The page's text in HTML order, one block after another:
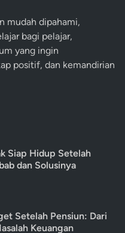
mudah dipahami,
bagi pelajar,
yang ingin
positif, dan kemandirian
Siap Hidup Setelah
dan Solusinya
Setelah Pensiun: Dari
Keuangan